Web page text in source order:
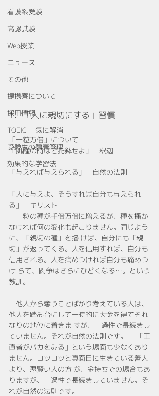
看護系受験
高認試験
Web授業
ニュース
その他
提携寮について
採用情報
TOEIC 一気に解消
受験生の健康管理
効果的な学習法
1．「人に親切にする」習慣
「一粒万倍」について
「飢饉の時ほど托鉢せよ」　釈迦
「与えれば与えられる」　自然の法則
「人に与えよ、そうすれば自分も与えられ
る」　キリスト
一粒の種が千倍万倍に増えるが、種を播か
なければ何の変化も起こりません。同じよう
に、「親切の種」を播 けば、自分にも「親
切」が返ってくる。人を信用すれば、自分も
信用される。人を痛めつければ自分も痛めつ
け らて、闘争はさらにひどくなる…。という
教訓。
他人から奪うことばかり考えている人は、
他人を踏み台にして一時的に大金を得てそれ
なりの地位に着きま すが、一過性で長続きし
ていません。それが自然の法則です。 　「正
直者がバカをみる」という場面も少なくあり
ません。コツコツと真面目に生きている善人
より、悪賢い人の方 が、金持ちでの場合もあ
りますが、一過性で長続きしていません。そ
れが自然の法則です。